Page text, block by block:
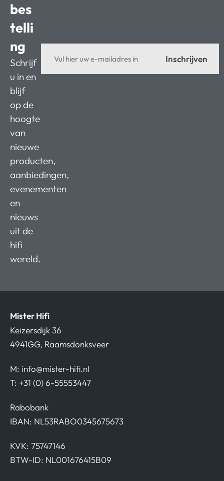
bes
telli
ng
Schrijf
u in en
blijf
op de
hoogte
van
nieuwe
producten,
aanbiedingen,
evenementen
en
nieuws
uit de
hifi
wereld.
Inschrijven
Mister Hifi
Keizersdijk 36
4941GG, Raamsdonksveer
M: info@mister-hifi.nl
T: +31 (0) 6-55553447
Rabobank
IBAN: NL53RABO0345675673
KVK: 75747146
BTW-ID: NL001676415B09